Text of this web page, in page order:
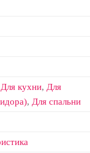
Для кухни, Для
, Для спальни